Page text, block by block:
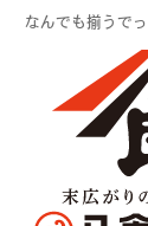
なんでも揃うで